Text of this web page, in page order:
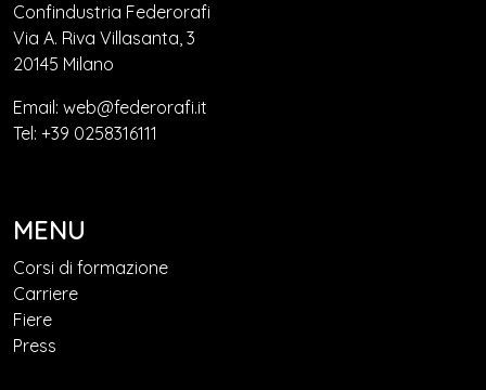
Confindustria Federorafi
Via A. Riva Villasanta, 3
20145 Milano
Email: web@federorafi.it
Tel: +39 0258316111
MENU
Corsi di formazione
Carriere
Fiere
Press